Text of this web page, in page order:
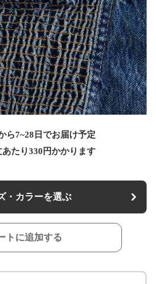
ら7~28日でお届け予定
たり330 円かかります
・カラーを選ぶ
トに追加する